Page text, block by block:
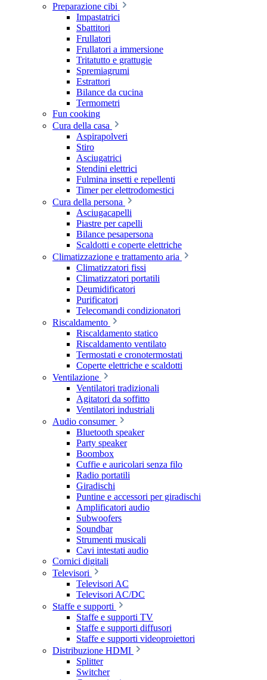
Preparazione cibi
Impastatrici
Sbattitori
Frullatori
Frullatori a immersione
Tritatutto e grattugie
Spremiagrumi
Estrattori
Bilance da cucina
Termometri
Fun cooking
Cura della casa
Aspirapolveri
Stiro
Asciugatrici
Stendini elettrici
Fulmina insetti e repellenti
Timer per elettrodomestici
Cura della persona
Asciugacapelli
Piastre per capelli
Bilance pesapersona
Scaldotti e coperte elettriche
Climatizzazione e trattamento aria
Climatizzatori fissi
Climatizzatori portatili
Deumidificatori
Purificatori
Telecomandi condizionatori
Riscaldamento
Riscaldamento statico
Riscaldamento ventilato
Termostati e cronotermostati
Coperte elettriche e scaldotti
Ventilazione
Ventilatori tradizionali
Agitatori da soffitto
Ventilatori industriali
Audio consumer
Bluetooth speaker
Party speaker
Boombox
Cuffie e auricolari senza filo
Radio portatili
Giradischi
Puntine e accessori per giradischi
Amplificatori audio
Subwoofers
Soundbar
Strumenti musicali
Cavi intestati audio
Cornici digitali
Televisori
Televisori AC
Televisori AC/DC
Staffe e supporti
Staffe e supporti TV
Staffe e supporti diffusori
Staffe e supporti videoproiettori
Distribuzione HDMI
Splitter
Switcher